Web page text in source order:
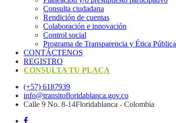
Consulta ciudadana
Rendición de cuentas
Colaboración e innovación
Control social
Programa de Transparencia y Ética Pública
CONTÁCTENOS
REGISTRO
CONSULTA TU PLACA
(+57) 6187939
info@transitofloridablanca.gov.co
Calle 9 No. 8-14Floridablanca - Colombia